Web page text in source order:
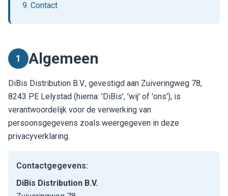
9. Contact
1 Algemeen
DiBis Distribution B.V., gevestigd aan Zuiveringweg 78,
8243 PE Lelystad (hierna: 'DiBis', 'wij' of 'ons'), is
verantwoordelijk voor de verwerking van
persoonsgegevens zoals weergegeven in deze
privacyverklaring.
Contactgegevens:
DiBis Distribution B.V.